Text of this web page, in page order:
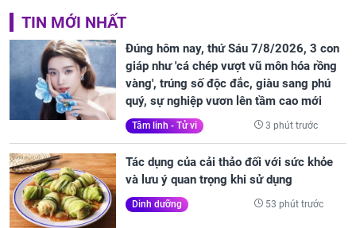
TIN MỚI NHẤT
Đúng hôm nay, thứ Sáu 7/8/2026, 3 con
giáp như 'cá chép vượt vũ môn hóa rồng
vàng', trúng số độc đắc, giàu sang phú
quý, sự nghiệp vươn lên tầm cao mới
Tâm linh - Tử vi 3 phút trước
Tác dụng của cải thảo đối với sức khỏe
và lưu ý quan trọng khi sử dụng
Dinh dưỡng 53 phút trước